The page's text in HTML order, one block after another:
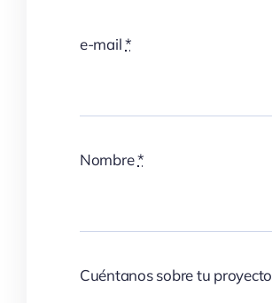
e-mail*
Nombre*
Cuéntanos sobre tu proyecto